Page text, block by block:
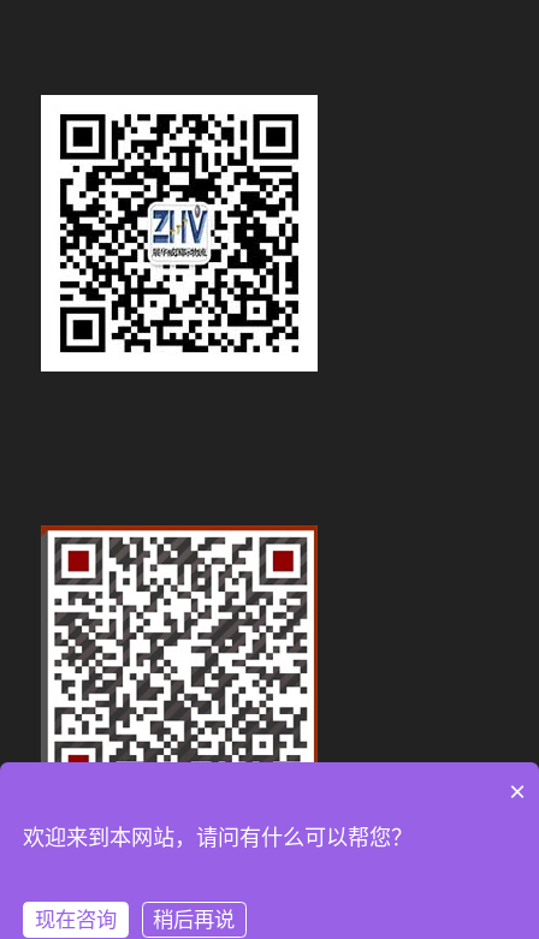
×
欢迎来到本网站，请问有什么可以帮您？
现在咨询 稍后再说